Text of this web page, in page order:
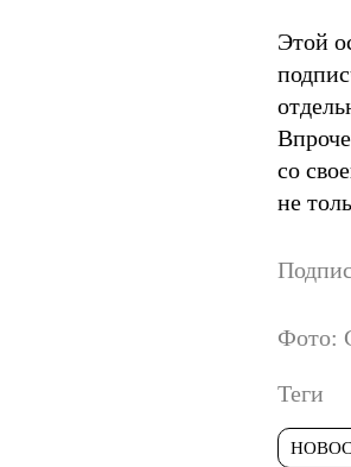
Этой
со
не
Фото:
Теги